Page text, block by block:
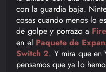
con la guardia baja.
cosas cuando menos lo
de golpe y porrazo a
en el Paquete de
Switch 2. Y mira que en
pensamos que ya lo